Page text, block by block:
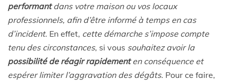
performantdans votre maison ou vos locaux
professionnels, afin d’être informé à temps en cas
d’incident. En effet, cette démarche s’impose compte
tenu des circonstances, si vous souhaitez avoir la
possibilité de réagir rapidementen conséquence et
espérer limiter l’aggravation des dégâts. Pour ce faire,